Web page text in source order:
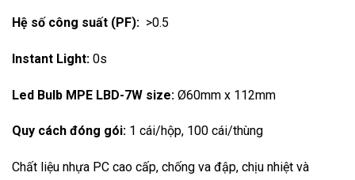
Hệ số công suất (PF): >0.5
Instant Light: 0s
Led Bulb MPE LBD-7W size: Ø60mm x 112mm
Quy cách đóng gói: 1 cái/hộp, 100 cái/thùng
Chất liệu nhựa PC cao cấp, chống va đập, chịu nhiệt và